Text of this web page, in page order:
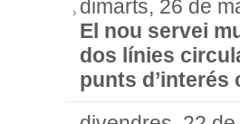
dimarts, 26 de
El nou servei
dos línies
punts d’interés